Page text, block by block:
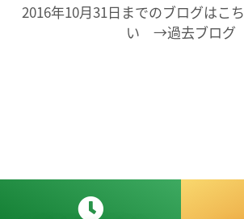
2016年10月31日までのブログはこ
い →過去ブログ